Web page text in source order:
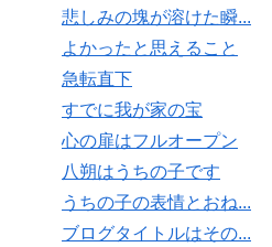
悲しみの塊が溶けた瞬...
よかったと思えること
急転直下
すでに我が家の宝
心の扉はフルオープン
八朔はうちの子です
うちの子の表情とおね...
ブログタイトルはその...